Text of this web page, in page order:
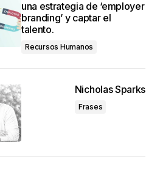
una estrategia de ‘employer
branding’ y captar el
talento.
Recursos Humanos
Nicholas Sparks
Frases